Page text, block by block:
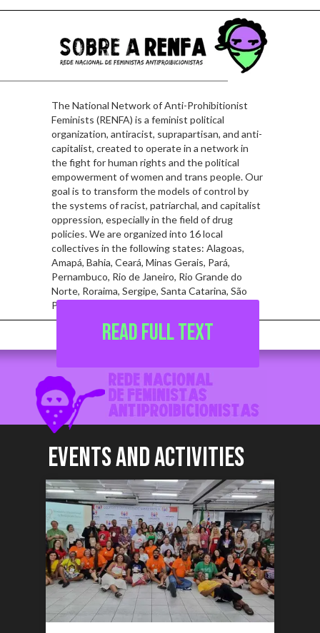
read full text
The National Network of Anti-Prohibitionist
Feminists (RENFA) is a feminist political
organization, antiracist, suprapartisan, and anti-
capitalist, created to operate in a network in
the fight for human rights and the political
empowerment of women and trans people. Our
goal is to transform the models of control by
the systems of racist, patriarchal, and capitalist
oppression, especially in the field of drug
policies. We are organized into 16 local
collectives in the following states: Alagoas,
Amapá, Bahia, Ceará, Minas Gerais, Pará,
Pernambuco, Rio de Janeiro, Rio Grande do
Norte, Roraima, Sergipe, Santa Catarina, São
Paulo, and in the Federal District.
EVENTS and activities